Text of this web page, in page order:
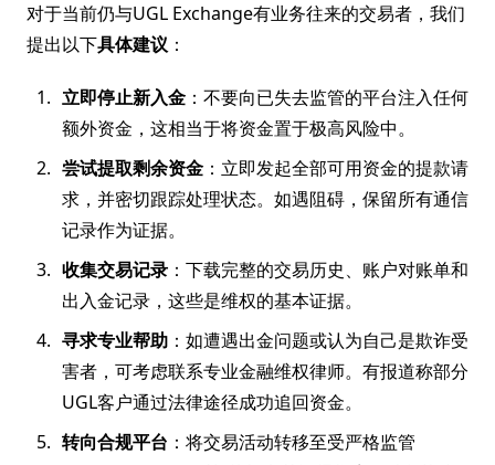
对于当前仍与UGL Exchange有业务往来的交易者，我们
提出以下具体建议 ：
立即停止新入金 ：不要向已失去监管的平台注入任何
额外资金，这相当于将资金置于极高风险中。
尝试提取剩余资金 ：立即发起全部可用资金的提款请
求，并密切跟踪处理状态。如遇阻碍，保留所有通信
记录作为证据。
收集交易记录 ：下载完整的交易历史、账户对账单和
出入金记录，这些是维权的基本证据。
寻求专业帮助 ：如遭遇出金问题或认为自己是欺诈受
害者，可考虑联系专业金融维权律师。有报道称部分
UGL客户通过法律途径成功追回资金。
转向合规平台 ：将交易活动转移至受严格监管